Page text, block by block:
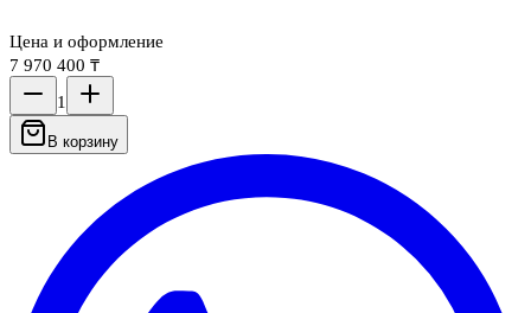
Цена и оформление
7 970 400 ₸
1
В корзину